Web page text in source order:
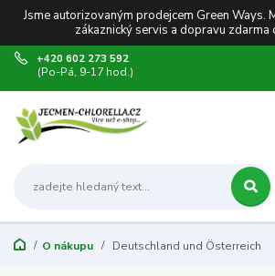
Jsme autorizovaným prodejcem Green Ways.
zákaznický servis a dopravu zdarma
+420 602 273 592
(Po-Pá, 9-17 hod.)
O nákupu Deutschland und Österreich